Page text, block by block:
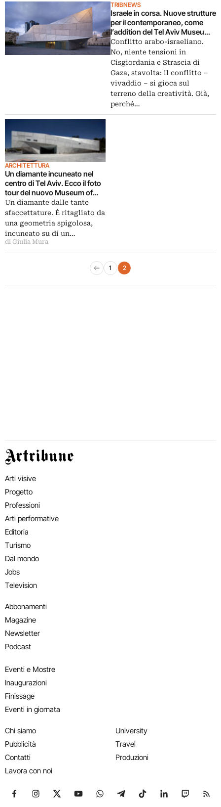
TRIBNEWS
Israele in corsa. Nuove strutture
per il contemporaneo, come
l’addition del Tel Aviv Museum
of Art by Preston Scott Cohen.
Da festeggiare con un intero art
year
Conflitto arabo-israeliano.
No, niente tensioni in
Cisgiordania e Strascia di
Gaza, stavolta: il conflitto –
vivaddio – si gioca sul
terreno della creatività. Già,
perché…
ARCHITETTURA
Un diamante incuneato nel
centro di Tel Aviv. Ecco il foto
tour del nuovo Museum of
Modern Art di Preston Scott
Cohen
Un diamante dalle tante
sfaccettature. È ritagliato da
una geometria spigolosa,
incuneato su di un…
di Giulia Mura
Paginazione degli articoli
Pagina precedente
1 2
Artribune
Arti visive
Progetto
Professioni
Arti performative
Editoria
Turismo
Dal mondo
Jobs
Television
Abbonamenti
Magazine
Newsletter
Podcast
Eventi e Mostre
Inaugurazioni
Finissage
Eventi in giornata
Chi siamo
Pubblicità
Contatti
Lavora con noi
University
Travel
Produzioni
Seguici su Facebook
Seguici su Instagram
Seguici su X
Seguici su YouTube
Seguici su WhatsApp
Seguici su Telegram
Seguici su TikTok
Seguici su
Seguici